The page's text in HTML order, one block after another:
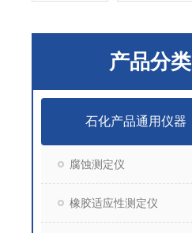
产品分类
石化产品通用仪器
腐蚀测定仪
橡胶适应性测定仪